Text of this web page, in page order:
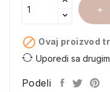
 Ovaj proizvod
Uporedi sa
Podeli